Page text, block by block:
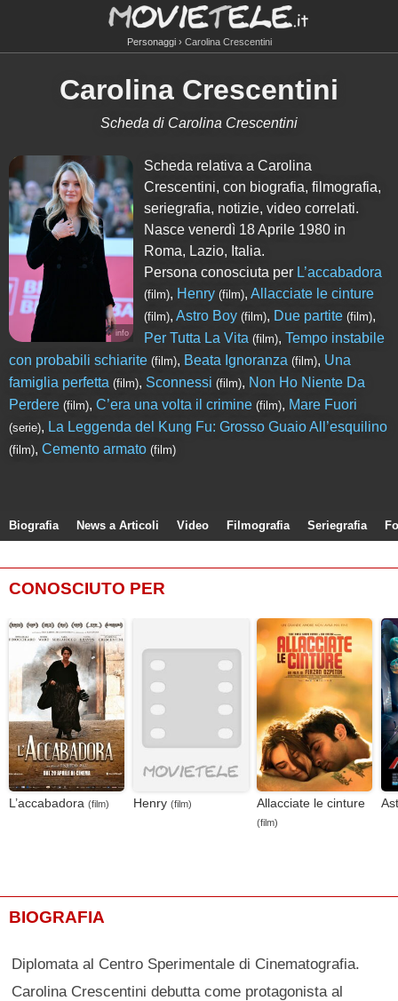
Personaggi Carolina Crescentini
Carolina Crescentini
Scheda di Carolina Crescentini
info
Scheda relativa a Carolina
Crescentini, con biografia, filmografia,
seriegrafia, notizie, video correlati.
Nasce venerdì 18 Aprile 1980 in
Roma, Lazio, Italia.
Persona conosciuta per L’accabadora
(film), Henry (film),Allacciate le cinture
(film),Astro Boy (film), Due partite (film),
Per Tutta La Vita (film),Tempo instabile
con probabili schiarite (film), Beata Ignoranza (film), Una
famiglia perfetta (film), Sconnessi (film), Non Ho Niente Da
Perdere (film), C’era una volta il crimine (film), Mare Fuori
(serie), La Leggenda del Kung Fu: Grosso Guaio All’esquilino
(film), Cemento armato (film)
Biografia News a Articoli Video Filmografia Seriegrafia
CONOSCIUTO PER
L’accabadora (film) Henry (film) Allacciate le cinture
(film)
BIOGRAFIA
Diplomata al Centro Sperimentale di Cinematografia.
Carolina Crescentini debutta come protagonista al